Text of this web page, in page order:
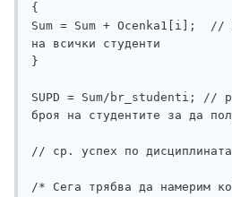
{
Sum = Sum + Ocenka1[i];  //
на всички студенти
}
SUPD = Sum/br_studenti; //
броя на студентите за да
// ср. успех по дисциплината
/* Сега трябва да намерим